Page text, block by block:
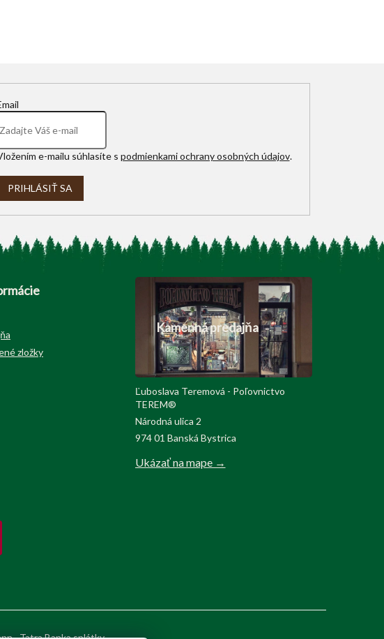
e-mailu súhlasíte s podmienkami ochrany osobných údajov.
PRIHLÁSIŤ SA
zložky
Kamenná predajňa
Ľuboslava Teremová - Poľovnictvo
TEREM®
Národná ulica 2
974 01 Banská Bystrica
Ukázať na mape →